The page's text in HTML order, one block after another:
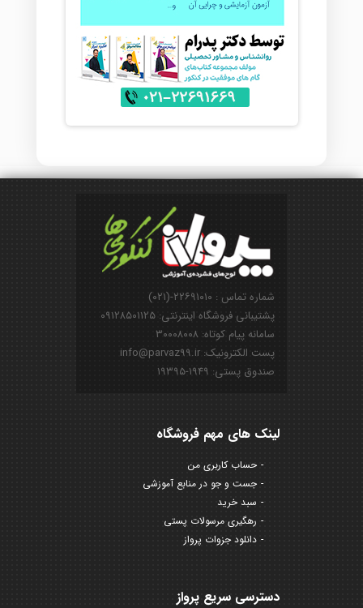
شماره تماس : ۲۲۶۹۱۰۱۰-(۰۲۱)
پشتیبانی فروشگاه اینترنتی: ۰۹۱۲۸۵۰۱۱۲۵
سامانه پیام کوتاه: ۳۰۰۰۸۰۰۸
پست الکترونیک: info@parvaz99.ir
صندوق پستی: ۱۹۴۹-۱۹۳۹۵
لینک های مهم فروشگاه
حساب کاربری من
جست و جو در منابع آموزشی
سبد خرید
رهگیری مرسولات پستی
دانلود جزوات پرواز
دسترسی سریع پرواز